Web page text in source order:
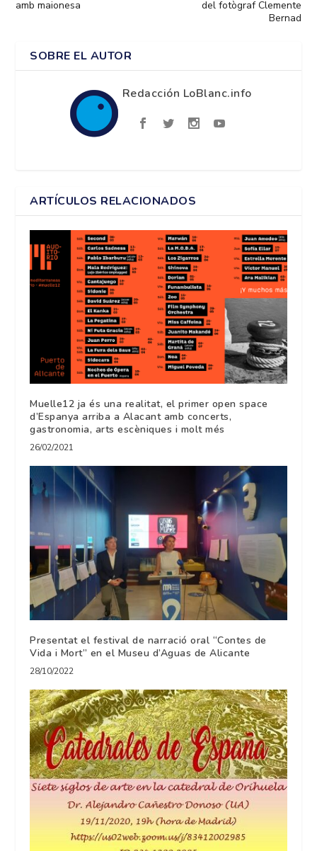
amb maionesa
del fotògraf Clemente
Bernad
SOBRE EL AUTOR
Redacción LoBlanc.info
ARTÍCULOS RELACIONADOS
Muelle12 ja és una realitat, el primer open space
d’Espanya arriba a Alacant amb concerts,
gastronomia, arts escèniques i molt més
26/02/2021
Presentat el festival de narració oral “Contes de
Vida i Mort” en el Museu d’Aguas de Alicante
28/10/2022